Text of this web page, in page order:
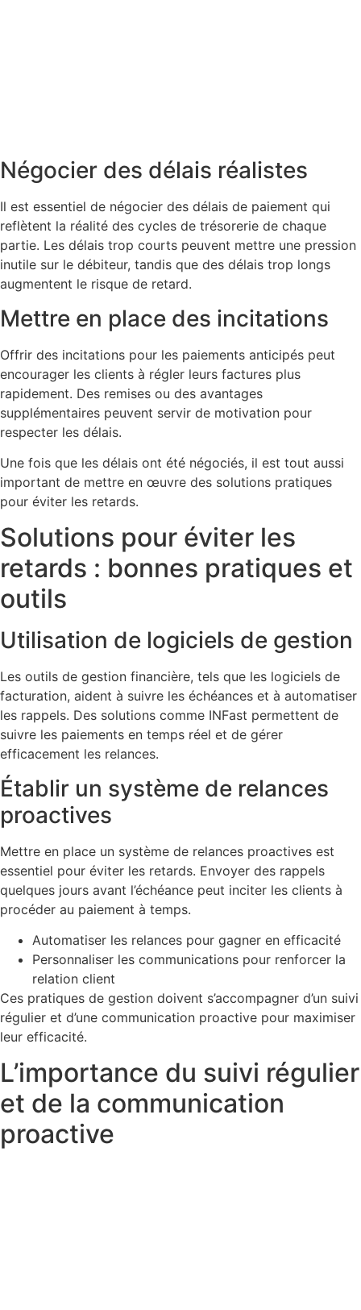
Négocier des délais réalistes
Il est essentiel de négocier des délais de paiement qui
reflètent la réalité des cycles de trésorerie de chaque
partie. Les délais trop courts peuvent mettre une pression
inutile sur le débiteur, tandis que des délais trop longs
augmentent le risque de retard.
Mettre en place des incitations
Offrir des incitations pour les paiements anticipés peut
encourager les clients à régler leurs factures plus
rapidement. Des remises ou des avantages
supplémentaires peuvent servir de motivation pour
respecter les délais.
Une fois que les délais ont été négociés, il est tout aussi
important de mettre en œuvre des solutions pratiques
pour éviter les retards.
Solutions pour éviter les
retards : bonnes pratiques et
outils
Utilisation de logiciels de gestion
Les outils de gestion financière, tels que les logiciels de
facturation, aident à suivre les échéances et à automatiser
les rappels. Des solutions comme INFast permettent de
suivre les paiements en temps réel et de gérer
efficacement les relances.
Établir un système de relances
proactives
Mettre en place un système de relances proactives est
essentiel pour éviter les retards. Envoyer des rappels
quelques jours avant l’échéance peut inciter les clients à
procéder au paiement à temps.
Automatiser les relances pour gagner en efficacité
Personnaliser les communications pour renforcer la
relation client
Ces pratiques de gestion doivent s’accompagner d’un suivi
régulier et d’une communication proactive pour maximiser
leur efficacité.
L’importance du suivi régulier
et de la communication
proactive